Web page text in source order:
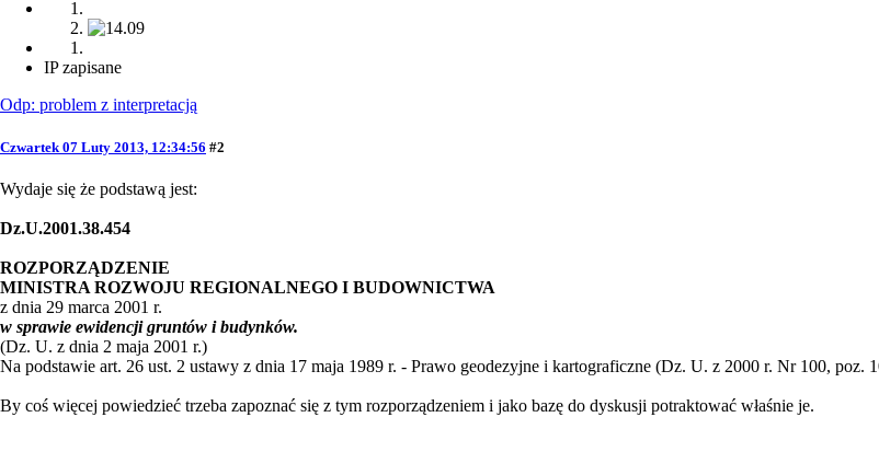
IP zapisane
Odp: problem z interpretacją
Czwartek 07 Luty 2013, 12:34:56 #2
Wydaje się że podstawą jest:
Dz.U.2001.38.454
ROZPORZĄDZENIE
MINISTRA ROZWOJU REGIONALNEGO I BUDOWNICTWA
z dnia 29 marca 2001 r.
w sprawie ewidencji gruntów i budynków.
(Dz. U. z dnia 2 maja 2001 r.)
Na podstawie art. 26 ust. 2 ustawy z dnia 17 maja 1989 r. - Prawo geodezyjne i kartograficzne (Dz. U. z 2000 r. Nr 100, poz.
By coś więcej powiedzieć trzeba zapoznać się z tym rozporządzeniem i jako bazę do dyskusji potraktować właśnie je.